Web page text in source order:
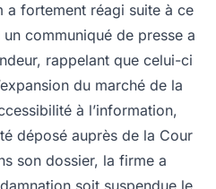
a fortement réagi suite à ce
communiqué de presse a
rappelant que celui-ci
du marché de la
à l’information,
déposé auprès de la Cour
son dossier, la firme a
soit suspendue le